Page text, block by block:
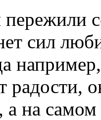
сил
радости,
на самом